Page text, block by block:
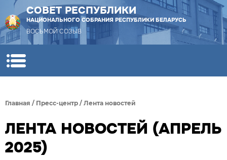
СОВЕТ РЕСПУБЛИКИ
НАЦИОНАЛЬНОГО СОБРАНИЯ РЕСПУБЛИКИ БЕЛАРУСЬ
ВОСЬМОЙ СОЗЫВ
Главная / Пресс-центр / Лента новостей
ЛЕНТА НОВОСТЕЙ (АПРЕЛЬ
2025)